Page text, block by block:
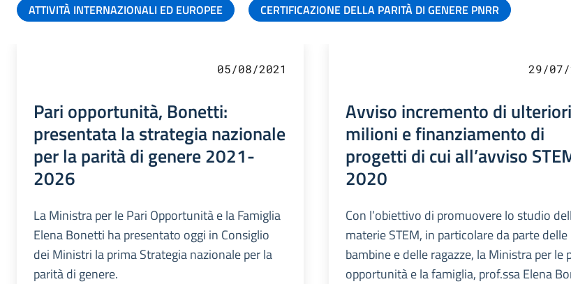
ATTIVITÀ INTERNAZIONALI ED EUROPEE
CERTIFICAZIONE DELLA PARITÀ DI GENERE PNRR
05/08/2021
Pari opportunità, Bonetti:
presentata la strategia nazionale
per la parità di genere 2021-
2026
La Ministra per le Pari Opportunità e la Famiglia
Elena Bonetti ha presentato oggi in Consiglio
dei Ministri la prima Strategia nazionale per la
parità di genere.
29/07/
Avviso incremento di
milioni e finanziamento di
progetti di cui all’avviso
2020
Con l’obiettivo di promuovere lo studio
materie STEM, in particolare da parte delle
bambine e delle ragazze, la Ministra per le
opportunità e la famiglia, prof.ssa Elena